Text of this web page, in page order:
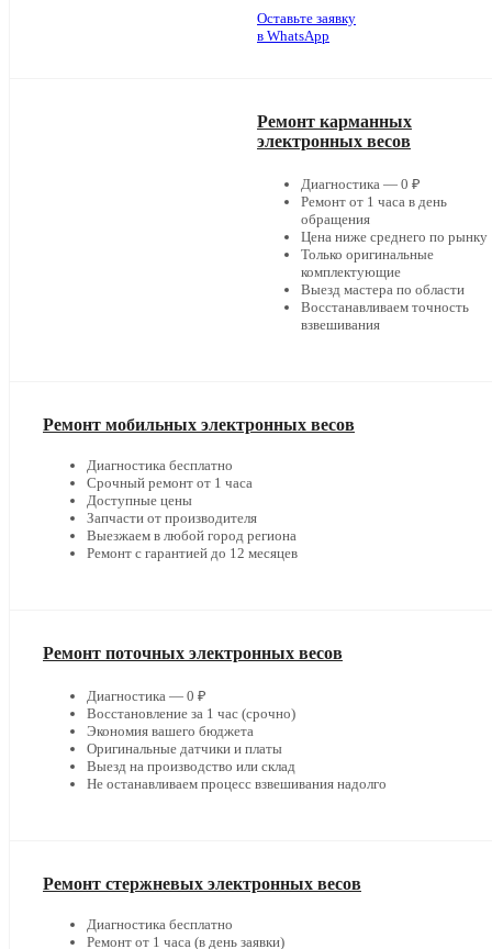
Оставьте заявку
в WhatsApp
Ремонт карманных
электронных весов
Диагностика — 0 ₽
Ремонт от 1 часа в день
обращения
Цена ниже среднего по рынку
Только оригинальные
комплектующие
Выезд мастера по области
Восстанавливаем точность
взвешивания
Ремонт мобильных электронных весов
Диагностика бесплатно
Срочный ремонт от 1 часа
Доступные цены
Запчасти от производителя
Выезжаем в любой город региона
Ремонт с гарантией до 12 месяцев
Ремонт поточных электронных весов
Диагностика — 0 ₽
Восстановление за 1 час (срочно)
Экономия вашего бюджета
Оригинальные датчики и платы
Выезд на производство или склад
Не останавливаем процесс взвешивания надолго
Ремонт стержневых электронных весов
Диагностика бесплатно
Ремонт от 1 часа (в день заявки)